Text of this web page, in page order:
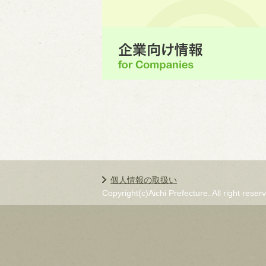
個人情報の取扱い
Copyright(c)Aichi Prefecture. All right